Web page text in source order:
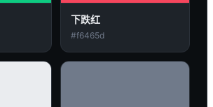
下跌红
#f6465d